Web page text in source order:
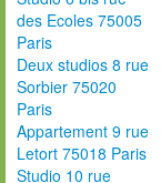
des Ecoles 75005
Paris
Deux studios 8 rue
Sorbier 75020
Paris
Appartement 9 rue
Letort 75018 Paris
Studio 10 rue